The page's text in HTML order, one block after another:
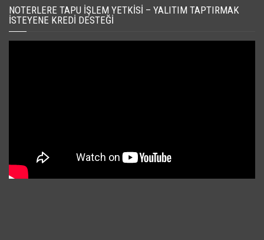
NOTERLERE TAPU İŞLEM YETKISI – YALITIM TAPTIRMAK
İSTEYENE KREDI DESTEĞI